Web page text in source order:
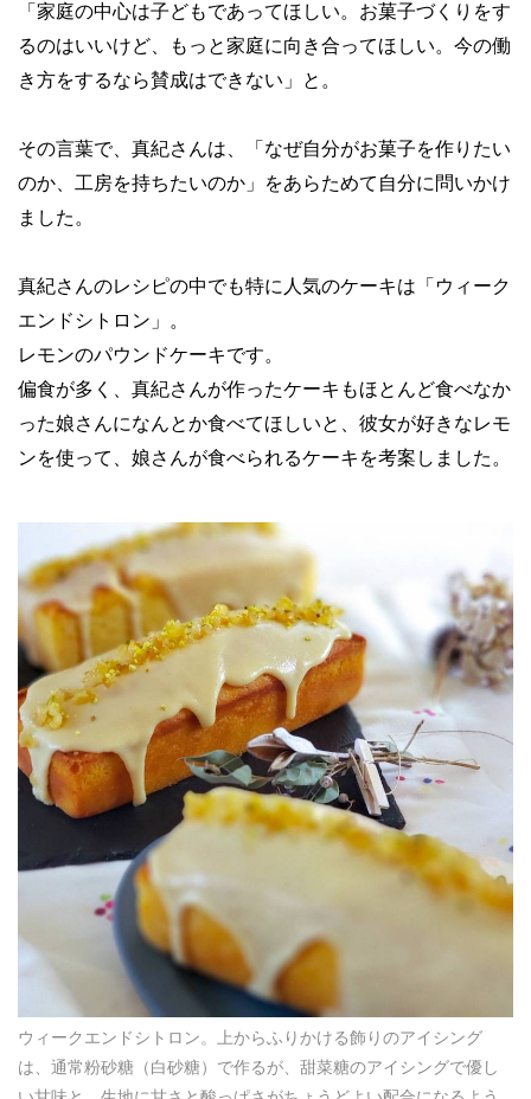
「家庭の中心は子どもであってほしい。お菓子づくりをす
るのはいいけど、もっと家庭に向き合ってほしい。今の働
き方をするなら賛成はできない」と。
その言葉で、真紀さんは、「なぜ自分がお菓子を作りたい
のか、工房を持ちたいのか」をあらためて自分に問いかけ
ました。
真紀さんのレシピの中でも特に人気のケーキは「ウィーク
エンドシトロン」。
レモンのパウンドケーキです。
偏食が多く、真紀さんが作ったケーキもほとんど食べなか
った娘さんになんとか食べてほしいと、彼女が好きなレモ
ンを使って、娘さんが食べられるケーキを考案しました。
ウィークエンドシトロン。上からふりかける飾りのアイシング
は、通常粉砂糖（白砂糖）で作るが、甜菜糖のアイシングで優し